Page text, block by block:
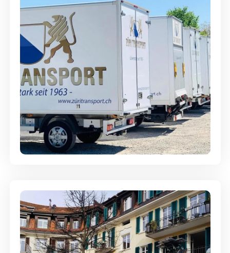
Möbellagerung - Alles sicher
aufbewahrt